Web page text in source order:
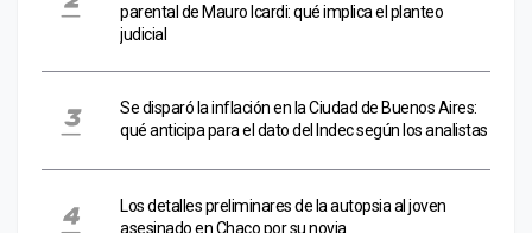
parental de Mauro Icardi: qué implica el planteo
judicial
Se disparó la inflación en la Ciudad de Buenos Aires:
qué anticipa para el dato del Indec según los analistas
Los detalles preliminares de la autopsia al joven
asesinado en Chaco por su novia